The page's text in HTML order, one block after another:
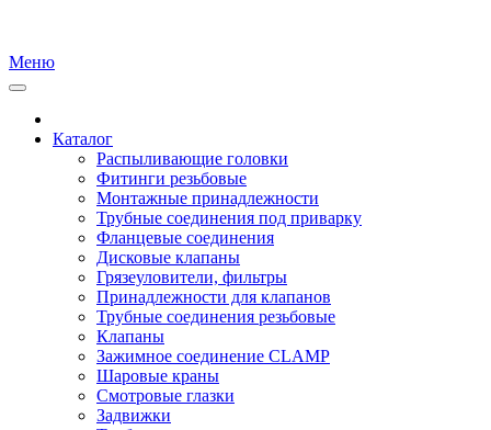
Меню
Каталог
Распыливающие головки
Фитинги резьбовые
Монтажные принадлежности
Трубные соединения под приварку
Фланцевые соединения
Дисковые клапаны
Грязеуловители, фильтры
Принадлежности для клапанов
Трубные соединения резьбовые
Клапаны
Зажимное соединение CLAMP
Шаровые краны
Смотровые глазки
Задвижки